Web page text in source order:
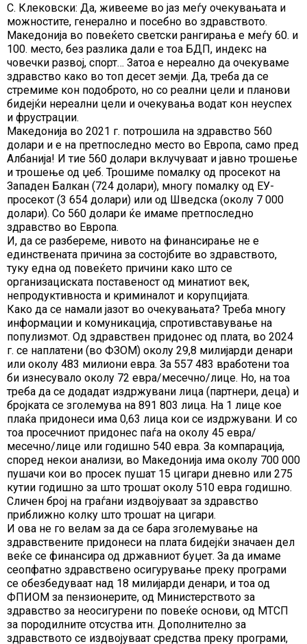
С. Клековски: Да, живееме во јаз меѓу очекувањата и
можностите, генерално и посебно во здравството.
Македонија во повеќето светски рангирања е меѓу 60. и
100. место, без разлика дали е тоа БДП, индекс на
човечки развој, спорт… Затоа е нереално да очекуваме
здравство како во топ десет земји. Да, треба да се
стремиме кон подоброто, но со реални цели и планови
бидејќи нереални цели и очекувања водат кон неуспех
и фрустрации.
Македонија во 2021 г. потрошила на здравство 560
долари и е на претпоследно место во Европа, само пред
Албанија! И тие 560 долари вклучуваат и јавно трошење
и трошење од џеб. Трошиме помалку од просекот на
Западен Балкан (724 долари), многу помалку од ЕУ-
просекот (3 654 долари) или од Шведска (околу 7 000
долари). Со 560 долари ќе имаме претпоследно
здравство во Европа.
И, да се разбереме, нивото на финансирање не е
единствената причина за состојбите во здравството,
туку една од повеќето причини како што се
организациската поставеност од минатиот век,
непродуктивноста и криминалот и корупцијата.
Како да се намали јазот во очекувањата? Треба многу
информации и комуникација, спротивставување на
популизмот. Од здравствен придонес од плата, во 2024
г. се наплатени (во ФЗОМ) околу 29,8 милијарди денари
или околу 483 милиони евра. За 557 483 вработени тоа
би изнесувало околу 72 евра/месечно/лице. Но, на тоа
треба да се додадат издржувани лица (партнери, деца) и
бројката се зголемува на 891 803 лица. На 1 лице кое
плаќа придонеси има 0,63 лица кои се издржувани. И со
тоа просечниот придонес паѓа на околу 45 евра/
месечно/лице или годишно 540 евра. За компарација,
според некои анализи, во Македонија има околу 700 000
пушачи кои во просек пушат 15 цигари дневно или 275
кутии годишно за што трошат околу 510 евра годишно.
Сличен број на граѓани издвојуваат за здравство
приближно колку што трошат на цигари.
И ова не го велам за да се бара зголемување на
здравствените придонеси на плата бидејќи значаен дел
веќе се финансира од државниот буџет. За да имаме
сеопфатно здравствено осигурување преку програми
се обезбедуваат над 18 милијарди денари, и тоа од
ФПИОМ за пензионерите, од Министерството за
здравство за неосигурени по повеќе основи, од МТСП
за породилните отсуства итн. Дополнително за
здравството се издвојуваат средства преку програми,